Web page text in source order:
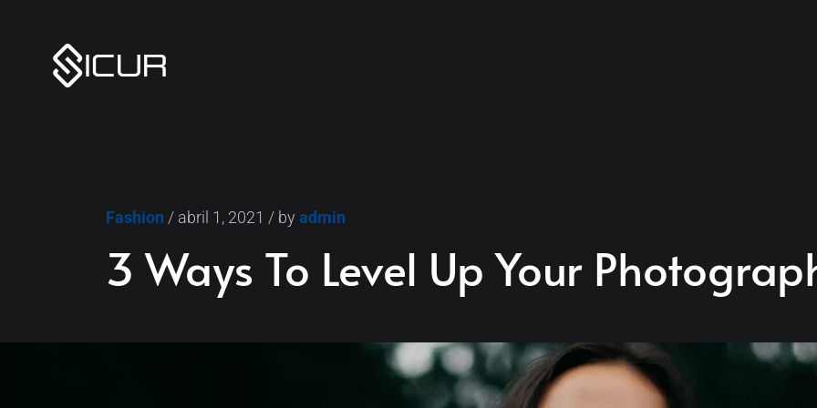
Fashion / abril 1, 2021 / by admin
3 Ways To Level Up Your